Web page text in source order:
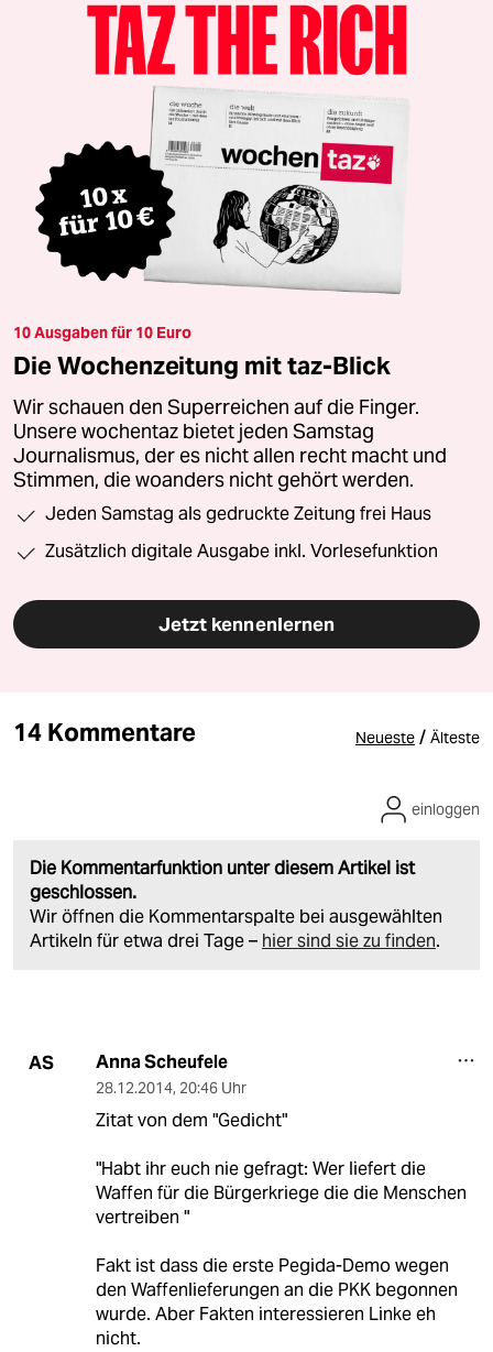
10 Ausgaben für 10 Euro
Die Wochenzeitung mit taz-Blick
Wir schauen den Superreichen auf die Finger.
Unsere wochentaz bietet jeden Samstag
Journalismus, der es nicht allen recht macht und
Stimmen, die woanders nicht gehört werden.
Jeden Samstag als gedruckte Zeitung frei Haus
Zusätzlich digitale Ausgabe inkl. Vorlesefunktion
Jetzt kennenlernen
14 Kommentare Neueste / Älteste
Die Kommentarfunktion unter diesem Artikel ist
geschlossen.
Wir öffnen die Kommentarspalte bei ausgewählten
Artikeln für etwa drei Tage – hier sind sie zu finden.
einloggen
AS Anna Scheufele
28.12.2014, 20:46 Uhr
Zitat von dem "Gedicht"
"Habt ihr euch nie gefragt: Wer liefert die
Waffen für die Bürgerkriege die die Menschen
vertreiben "
Fakt ist dass die erste Pegida-Demo wegen
den Waffenlieferungen an die PKK begonnen
wurde. Aber Fakten interessieren Linke eh
nicht.